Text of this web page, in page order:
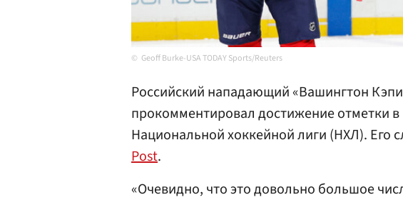
Geoff Burke-USA TODAY Sports/Reuters
Российский нападающий «Вашингтон
прокомментировал достижение отметки в
Национальной хоккейной лиги (НХЛ). Его
Post.
«Очевидно, что это довольно большое